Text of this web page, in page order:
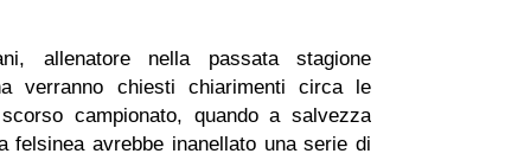
allenatore nella passata stagione
verranno chiesti chiarimenti circa le
campionato, quando a salvezza
felsinea avrebbe inanellato una serie di